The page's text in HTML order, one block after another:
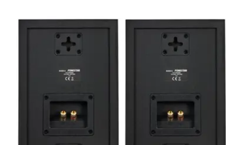
Consejos de ReservaVacaciones en familiaVacaciones en
FamiliaConsejos para ReservarConsejos de Viaje
Encuentra Tu Hotel